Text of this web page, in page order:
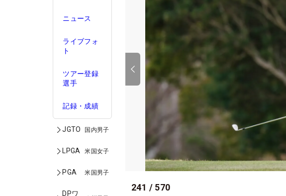
ニュース
ライブフォ
ト
ツアー登録
選手
記録・成績
JGTO 国内男子
LPGA 米国女子
PGA 米国男子
DPワ
241 / 570